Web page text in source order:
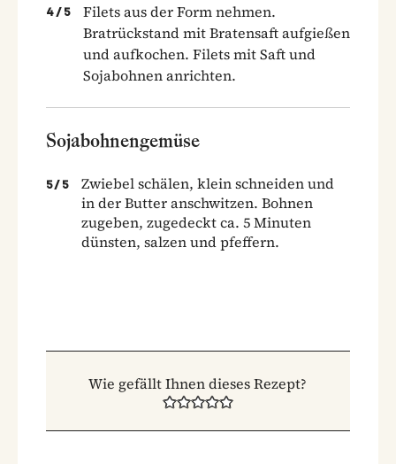
4 / 5
Filets aus der Form nehmen.
Bratrückstand mit Bratensaft aufgießen
und aufkochen. Filets mit Saft und
Sojabohnen anrichten.
Sojabohnengemüse
5/ 5
Zwiebel schälen, klein schneiden und
in der Butter anschwitzen. Bohnen
zugeben, zugedeckt ca. 5 Minuten
dünsten, salzen und pfeffern.
Wie gefällt Ihnen dieses Rezept?